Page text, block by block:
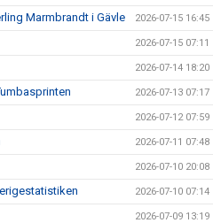
Marmbrandt i Gävle 2026-07-15 16:45
2026-07-15 07:11
2026-07-14 18:20
2026-07-13 07:17
2026-07-12 07:59
2026-07-11 07:48
2026-07-10 20:08
2026-07-10 07:14
2026-07-09 13:19